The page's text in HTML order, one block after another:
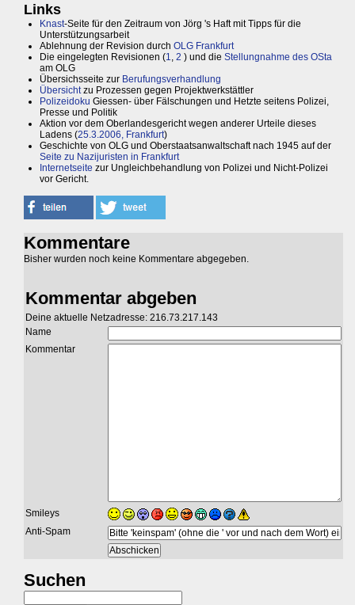
Links
Knast-Seite für den Zeitraum von Jörg 's Haft mit Tipps für die
Unterstützungsarbeit
Ablehnung der Revision durch OLG Frankfurt
Die eingelegten Revisionen (1 2 ) und die Stellungnahme des OSta
am OLG
Übersichsseite zur Berufungsverhandlung
Übersichtzu Prozessen gegen Projektwerkstättler
Polizeidoku Giessen- über Fälschungen und Hetzte seitens Polizei,
Presse und Politik
Aktion vor dem Oberlandesgericht wegen anderer Urteile dieses
Ladens (25.3.2006, Frankfurt)
Geschichte von OLG und Oberstaatsanwaltschaft nach 1945 auf der
Seite zu Nazijuristen in Frankfurt
Internetseite zur Ungleichbehandlung von Polizei und Nicht-Polizei
vor Gericht.
Kommentare
Bisher wurden noch keine Kommentare abgegeben.
Kommentar abgeben
Deine aktuelle Netzadresse: 216.73.217.143
Name
Kommentar
Smileys
Anti-Spam
Suchen